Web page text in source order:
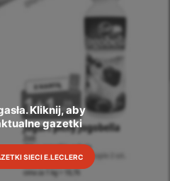
Kliknij, aby
gazetki
SIECI E.LECLERC